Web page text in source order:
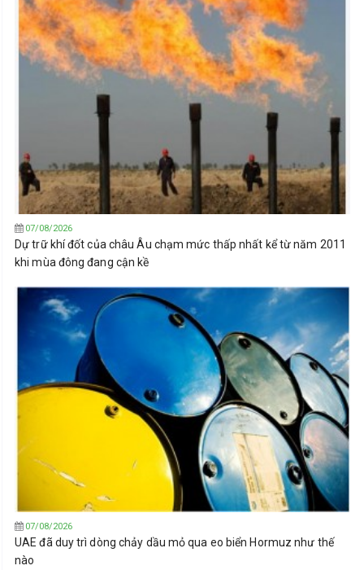
07/08/2026
Dự trữ khí đốt của châu Âu chạm mức thấp nhất kể từ năm 2011
khi mùa đông đang cận kề
07/08/2026
UAE đã duy trì dòng chảy dầu mỏ qua eo biển Hormuz như thế
nào